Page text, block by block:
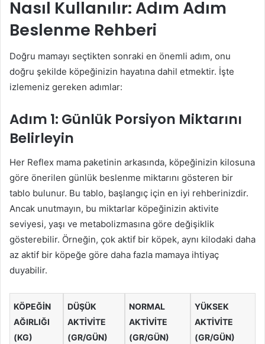
Nasıl Kullanılır: Adım Adım
Beslenme Rehberi
Doğru mamayı seçtikten sonraki en önemli adım, onu
doğru şekilde köpeğinizin hayatına dahil etmektir. İşte
izlemeniz gereken adımlar:
Adım 1: Günlük Porsiyon Miktarını
Belirleyin
Her Reflex mama paketinin arkasında, köpeğinizin kilosuna
göre önerilen günlük beslenme miktarını gösteren bir
tablo bulunur. Bu tablo, başlangıç için en iyi rehberinizdir.
Ancak unutmayın, bu miktarlar köpeğinizin aktivite
seviyesi, yaşı ve metabolizmasına göre değişiklik
gösterebilir. Örneğin, çok aktif bir köpek, aynı kilodaki daha
az aktif bir köpeğe göre daha fazla mamaya ihtiyaç
duyabilir.
KÖPEĞIN
AĞIRLIĞI
(KG)
DÜŞÜK
AKTIVITE
(GR/GÜN)
NORMAL
AKTIVITE
(GR/GÜN)
YÜKSEK
AKTIVITE
(GR/GÜN)